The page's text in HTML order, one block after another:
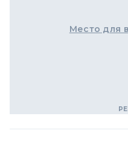
Место для